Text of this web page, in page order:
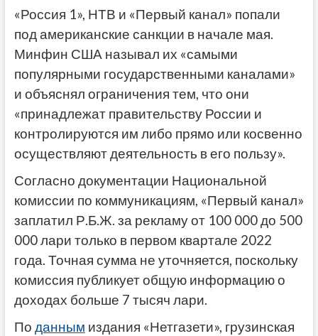
«Россия 1», НТВ и «Первый канал» попали
под американские санкции в начале мая.
Минфин США называл их «самыми
популярными государственными каналами»
и объяснял ограничения тем, что они
«принадлежат правительству России и
контролируются им либо прямо или косвенно
осуществляют деятельность в его пользу».
Согласно документации Национальной
комиссии по коммуникациям, «Первый канал»
заплатил Р.Б.Ж. за рекламу от 100 000 до 500
000 лари только в первом квартале 2022
года. Точная сумма не уточняется, поскольку
комиссия публикует общую информацию о
доходах больше 7 тысяч лари.
По данным издания «Нетгазети», грузинская